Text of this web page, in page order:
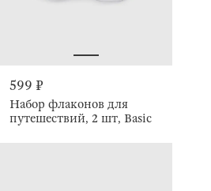
599 ₽
Набор флаконов для
путешествий, 2 шт, Basic